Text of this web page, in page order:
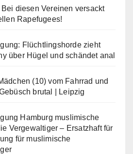
diesen Vereinen versackt
Rapefugees!
Flüchtlingshorde zieht
über Hügel und schändet anal
(10) vom Fahrrad und
brutal | Leipzig
Hamburg muslimische
Vergewaltiger – Ersatzhaft für
für muslimische